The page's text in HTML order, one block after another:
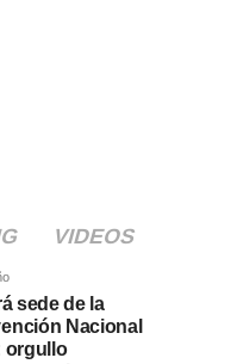
VIDEOS
sede de la
Nacional
orgullo